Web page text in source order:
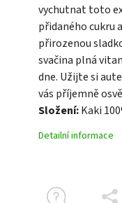
vychutnat toto
přidaného cukru
přirozenou
svačina plná
dne. Užijte si
vás příjemně
Složení:Kaki
Detailní informace